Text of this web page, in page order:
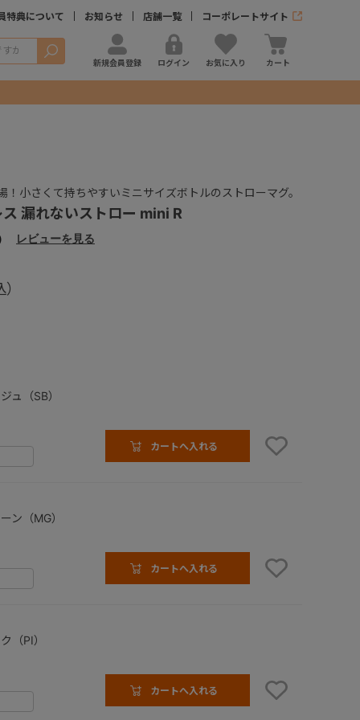
特典について お知らせ 店舗一覧 コーポレートサイト
検索
新規会員登録 ログイン お気に入り カート
！小さくて持ちやすいミニサイズボトルのストローマグ。
漏れないストロー mini R
レビューを見る
ュ（SB）
カートへ入れる
ン（MG）
カートへ入れる
（PI）
カートへ入れる